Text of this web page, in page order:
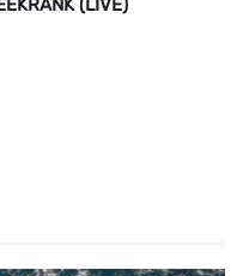
(LIVE)